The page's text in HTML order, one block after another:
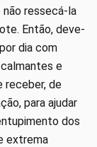
ressecá-la
Então, deve-
dia com
e
receber, de
para ajudar
dos
extrema